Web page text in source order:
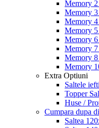
Memory
Memory
Memory
Memory
Memory
Memory
Memory
Memory
Extra Optiuni
Saltele
Topper
Huse /
Cumpara dupa
Saltea